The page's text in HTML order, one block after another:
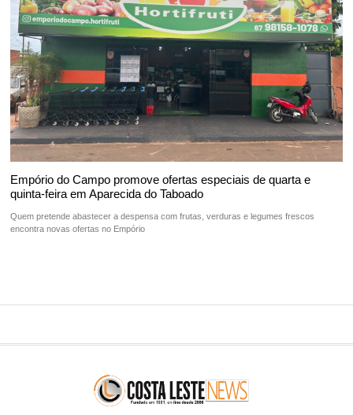
Empório do Campo promove ofertas especiais de quarta e
quinta-feira em Aparecida do Taboado
Quem pretende abastecer a despensa com frutas, verduras e legumes frescos
encontra novas ofertas no Empório